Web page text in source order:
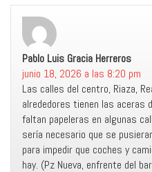
Pablo Luis Gracia Herreros
junio 18, 2026 a las 8:20 pm
Las calles del centro, Riaza,
alrededores tienen las aceras
faltan papeleras en algunas
sería necesario que se
para impedir que coches y
hay. (Pz Nueva, enfrente del